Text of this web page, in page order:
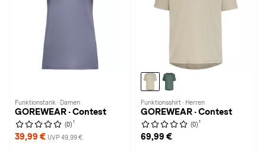
Funktionstank · Damen
GOREWEAR · Contest
(0) 1
39,99 € UVP 49,99 €
Funktionsshirt · Herren
GOREWEAR · Contest
(0) 1
69,99 €